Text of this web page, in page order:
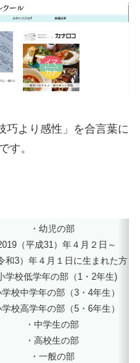
巧より感性」を合言葉に
す。
・幼児の部
（平成31）年４月２日～
和3）年４月１日に生まれた方〉
学校低学年の部（1・2年生)
学校中学年の部（3・4年生）
学校高学年の部（5・6年生）
・中学生の部
・高校生の部
・一般の部